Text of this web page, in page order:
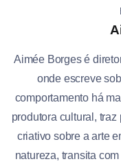
Aimée Borges é
onde escreve
comportamento há
produtora cultural,
criativo sobre a arte
natureza, transita